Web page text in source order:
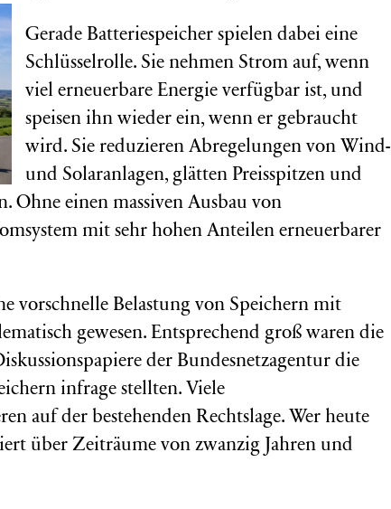
Gerade Batteriespeicher spielen dabei eine
Schlüsselrolle. Sie nehmen Strom auf, wenn
viel erneuerbare Energie verfügbar ist, und
speisen ihn wieder ein, wenn er gebraucht
wird. Sie reduzieren Abregelungen von Wind-
und Solaranlagen, glätten Preisspitzen und
Ohne einen massiven Ausbau von
mit sehr hohen Anteilen erneuerbarer
vorschnelle Belastung von Speichern mit
gewesen. Entsprechend groß waren die
der Bundesnetzagentur die
infrage stellten. Viele
auf der bestehenden Rechtslage. Wer heute
über Zeiträume von zwanzig Jahren und